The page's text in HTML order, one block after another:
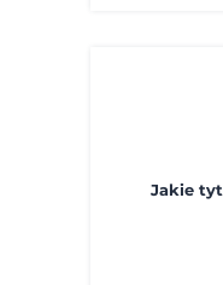
Jakie